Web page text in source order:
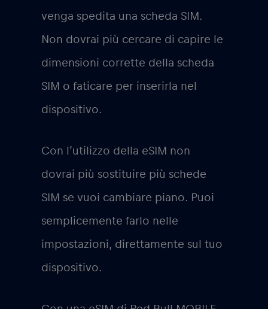
venga spedita una scheda SIM.
Non dovrai più cercare di capire le
dimensioni corrette della scheda
SIM o faticare per inserirla nel
dispositivo.
Con l’utilizzo della eSIM non
dovrai più sostituire più schede
SIM se vuoi cambiare piano. Puoi
semplicemente farlo nelle
impostazioni, direttamente sul tuo
dispositivo.